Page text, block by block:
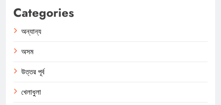
Categories
অন্যান্য
অসম
উত্তর পূর্ব
খেলাধুলা